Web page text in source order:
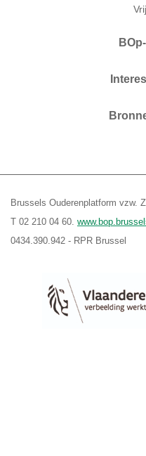
Brussels Ouderenplatform vzw.
T 02 210 04 60.
0434.390.942 - RPR Brussel